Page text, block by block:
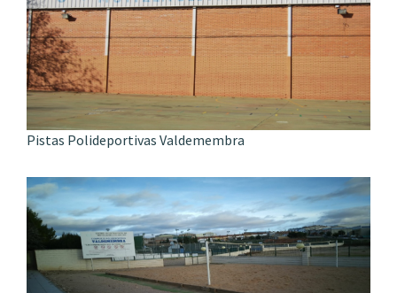
Pistas Polideportivas Valdemembra